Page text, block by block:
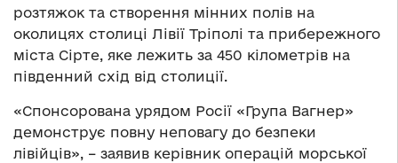
розтяжок та створення мінних полів на
околицях столиці Лівії Тріполі та прибережного
міста Сірте, яке лежить за 450 кілометрів на
південний схід від столиції.
«Спонсорована урядом Росії «Група Вагнер»
демонструє повну неповагу до безпеки
лівійців», – заявив керівник операцій морської